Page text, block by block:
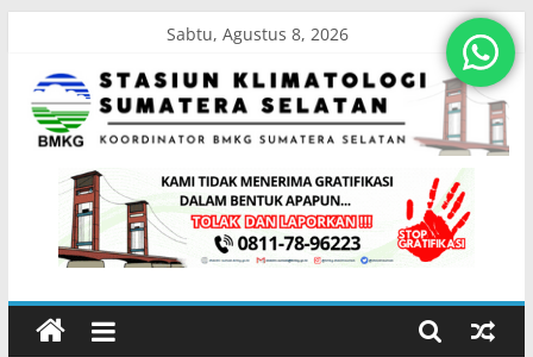
content
Sabtu, Agustus 8, 2026
Stasiun
Klimatologi
Sumatera